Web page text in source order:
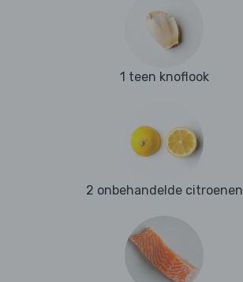
1 teen knoflook
2 onbehandelde citroenen